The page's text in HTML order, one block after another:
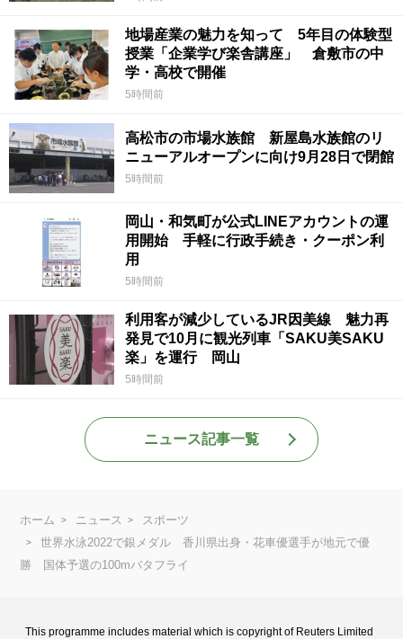
地場産業の魅力を知って 5年目の体験型
授業「企業学び楽舎講座」 倉敷市の中
学・高校で開催
5時間前
高松市の市場水族館 新屋島水族館のリ
ニューアルオープンに向け9月28日で閉館
5時間前
岡山・和気町が公式LINEアカウントの運
用開始 手軽に行政手続き・クーポン利
用
5時間前
利用客が減少しているJR因美線 魅力再
発見で10月に観光列車「SAKU美SAKU
楽」を運行 岡山
5時間前
ニュース記事一覧
ホーム ニュース
スポーツ
世界水泳2022で銀メダル 香川県出身・花車優選手が地元で優
勝 国体予選の100mバタフライ
This programme includes material which is copyright of Reuters Limited